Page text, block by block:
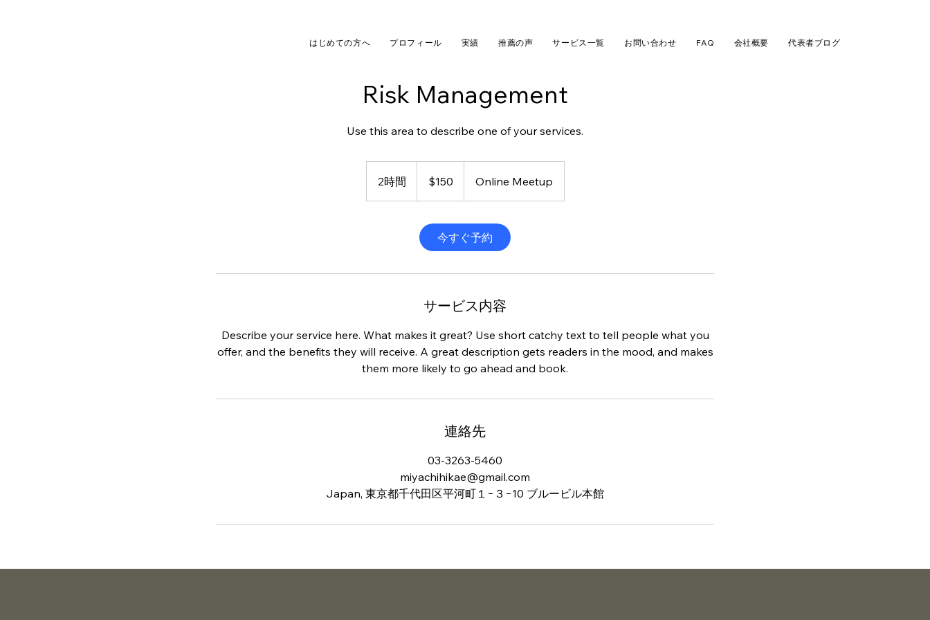
はじめての方へ プロフィール 実績 推薦の声 サービス一覧 お問い合わせ FAQ 会社概要 代表者ブログ
Risk Management
Use this area to describe one of your services.
2時間
時
$150 Online Meetup
今すぐ予約
サービス内容
Describe your service here. What makes it great? Use short catchy text to tell people what you
offer, and the benefits they will receive. A great description gets readers in the mood, and makes
them more likely to go ahead and book.
連絡先
03-3263-5460
miyachihikae@gmail.com
Japan, 東京都千代田区平河町１−３−10 ブルービル本館